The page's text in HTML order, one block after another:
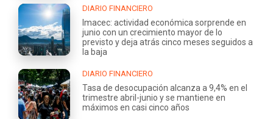
DIARIO FINANCIERO
Imacec: actividad económica sorprende en
junio con un crecimiento mayor de lo
previsto y deja atrás cinco meses seguidos a
la baja
DIARIO FINANCIERO
Tasa de desocupación alcanza a 9,4% en el
trimestre abril-junio y se mantiene en
máximos en casi cinco años